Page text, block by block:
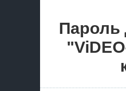
Пароль